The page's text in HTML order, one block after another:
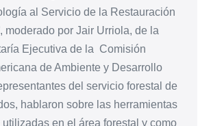
al Servicio de la Restauración
moderado por Jair Urriola, de la
Ejecutiva de la Comisión
de Ambiente y Desarrollo
del servicio forestal de
hablaron sobre las herramientas
en el área forestal y como